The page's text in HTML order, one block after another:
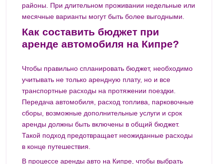
районы. При длительном проживании недельные или
месячные варианты могут быть более выгодными.
Как составить бюджет при
аренде автомобиля на Кипре?
Чтобы правильно спланировать бюджет, необходимо
учитывать не только арендную плату, но и все
транспортные расходы на протяжении поездки.
Передача автомобиля, расход топлива, парковочные
сборы, возможные дополнительные услуги и срок
аренды должны быть включены в общий бюджет.
Такой подход предотвращает неожиданные расходы
в конце путешествия.
В процессе аренды авто на Кипре, чтобы выбрать